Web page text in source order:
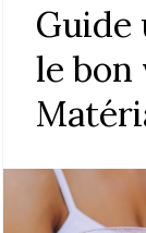
le bon